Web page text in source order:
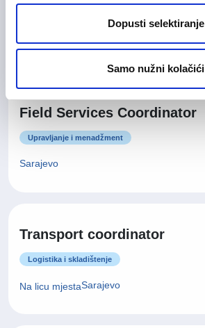
Dopusti selektiranje
Samo nužni kolačići
Na licu mjestaSarajevo
Field Services Coordinator
Upravljanje i menadžment
Sarajevo
Transport coordinator
Logistika i skladištenje
Na licu mjestaSarajevo